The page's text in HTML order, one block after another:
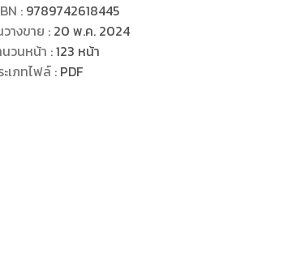
: 9789742618445
วางขาย : 20 พ.ค. 2024
นวนหน้า :123 หน้า
ะเภทไฟล์: PDF